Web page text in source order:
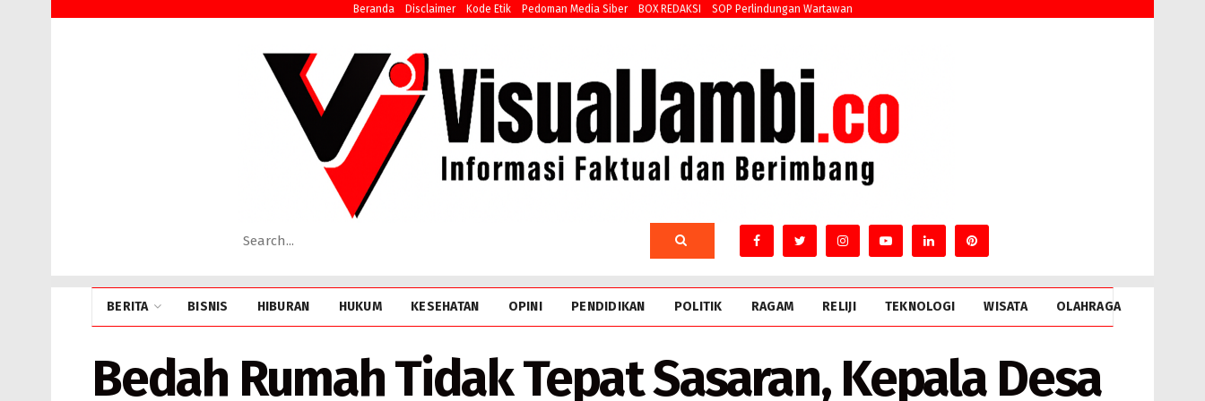
Beranda Disclaimer Kode Etik Pedoman Media Siber BOX REDAKSI SOP Perlindungan Wartawan
BERITA BISNIS HIBURAN HUKUM KESEHATAN OPINI PENDIDIKAN POLITIK RAGAM RELIJI TEKNOLOGI WISATA OLAHRAGA
Bedah Rumah Tidak Tepat Sasaran, Kepala Desa